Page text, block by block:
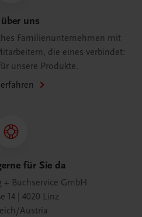
uns
Familienunternehmen mit
die eines verbindet:
unsere Produkte.
für Sie da
+ Buchservice GmbH
14 | 4020 Linz
Austria